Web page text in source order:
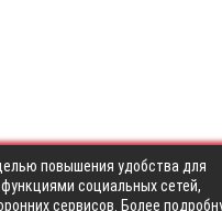
повышения удобства для
социальных сетей,
сервисов. Более